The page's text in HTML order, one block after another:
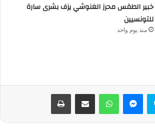
خبير الطقس محرز الغنوشي يزف بشرى سارة
للتونسيين
منذ يوم واحد
سكايب واتساب